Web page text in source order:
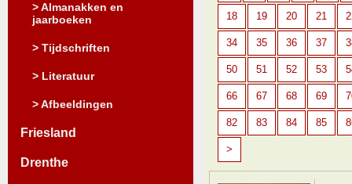
> Almanakken en
jaarboeken
> Tijdschriften
> Literatuur
> Afbeeldingen
Friesland
Drenthe
18 19 20 21
34 35 36 37
50 51 52 53
66 67 68 69
82 83 84 85
>